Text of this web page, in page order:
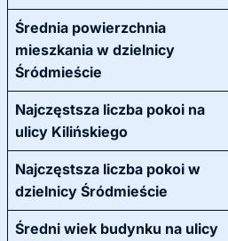
Średnia powierzchnia
mieszkania w dzielnicy
Śródmieście
Najczęstsza liczba pokoi na
ulicy Kilińskiego
Najczęstsza liczba pokoi w
dzielnicy Śródmieście
Średni wiek budynku na ulicy